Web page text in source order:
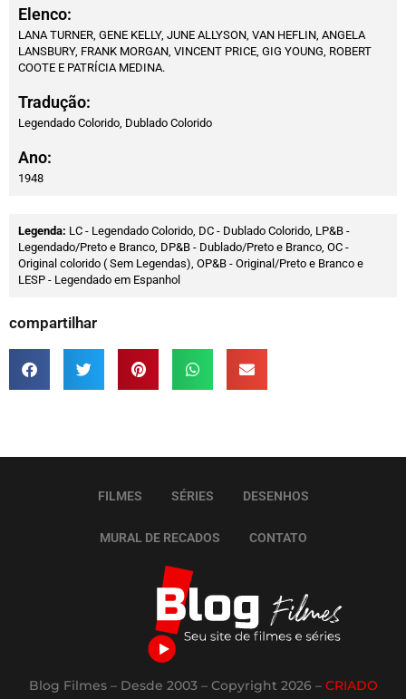
Elenco:
LANA TURNER, GENE KELLY, JUNE ALLYSON, VAN HEFLIN, ANGELA
LANSBURY, FRANK MORGAN, VINCENT PRICE, GIG YOUNG, ROBERT
COOTE E PATRÍCIA MEDINA.
Tradução:
Legendado Colorido, Dublado Colorido
Ano:
1948
Legenda: LC - Legendado Colorido, DC - Dublado Colorido, LP&B -
Legendado/Preto e Branco, DP&B - Dublado/Preto e Branco, OC -
Original colorido ( Sem Legendas), OP&B - Original/Preto e Branco e
LESP - Legendado em Espanhol
compartilhar
FILMES SÉRIES DESENHOS
MURAL DE RECADOS CONTATO
Blog Filmes – Desde 2003 – Copyright 2026 – CRIADO